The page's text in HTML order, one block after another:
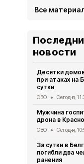
Все
новости
Десятки
при атаках на
сутки
СВО Сегодня,
Мужчина
дрона в
СВО Сегодня,
За сутки в
погибли два
ранения